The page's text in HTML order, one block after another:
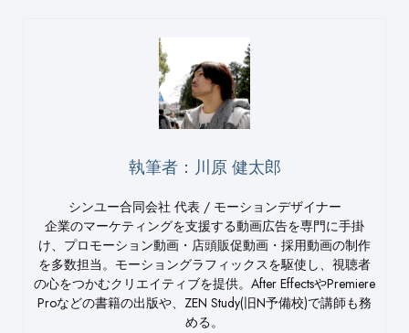
執筆者：川原 健太郎
シンユー合同会社 代表 / モーションデザイナー
企業のマーケティングを支援する動画広告を専門に手掛
け、プロモーション動画・店頭販促動画・採用動画の制作
を多数担当。モーショングラフィックスを駆使し、視聴者
の心をつかむクリエイティブを提供。After EffectsやPremiere
Proなどの書籍の出版や、ZEN Study(旧N予備校)で講師も務
める。